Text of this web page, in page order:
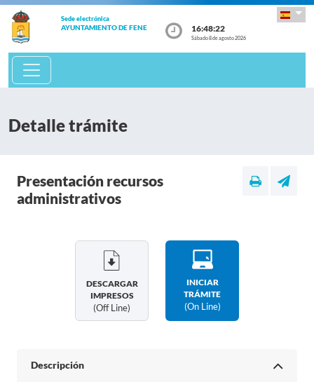
Sede electrónica
AYUNTAMIENTO DE FENE 16:48:22
Sábado 8 de agosto 2026
Detalle trámite
Presentación recursos
administrativos
DESCARGAR
IMPRESOS
(off Line)
INICIAR
TRÁMITE
(on Line)
Descripción